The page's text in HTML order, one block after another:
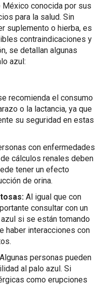
México conocida por sus
para la salud. Sin
suplemento o hierba, es
contraindicaciones y
se detallan algunas
azul:
recomienda el consumo
o la lactancia, ya que
su seguridad en estas
con enfermedades
cálculos renales deben
tener un efecto
de orina.
Al igual que con
consultar con un
si se están tomando
haber interacciones con
Algunas personas pueden
al palo azul. Si
como erupciones